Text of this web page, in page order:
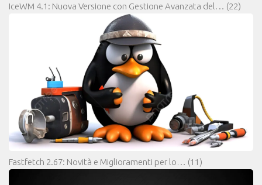
IceWM 4.1: Nuova Versione con Gestione Avanzata del… (22)
Fastfetch 2.67: Novità e Miglioramenti per lo… (11)